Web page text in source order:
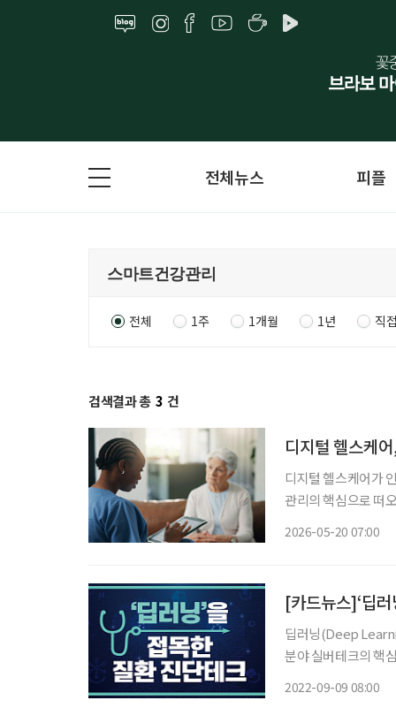
전체뉴스 피플
전체 1주 1개월 1년 직
검색결과 총 3 건
디지털 헬스케
디지털 헬스케어가
관리의 핵심으로 떠
2026-05-20 07:00
[카드뉴스]‘딥
딥러닝(Deep
분야 실버테크의 핵심 기술로 주목받는다. 신
2022-09-09 08:00